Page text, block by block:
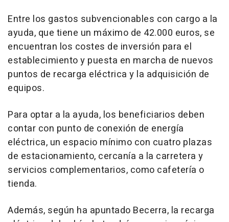
Entre los gastos subvencionables con cargo a la
ayuda, que tiene un máximo de 42.000 euros, se
encuentran los costes de inversión para el
establecimiento y puesta en marcha de nuevos
puntos de recarga eléctrica y la adquisición de
equipos.
Para optar a la ayuda, los beneficiarios deben
contar con punto de conexión de energía
eléctrica, un espacio mínimo con cuatro plazas
de estacionamiento, cercanía a la carretera y
servicios complementarios, como cafetería o
tienda.
Además, según ha apuntado Becerra, la recarga